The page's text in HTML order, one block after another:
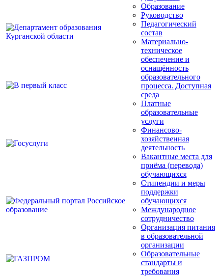
Образование
Руководство
Педагогический
состав
Материально-
техническое
обеспечение и
оснащённость
образовательного
процесса. Доступная
среда
Платные
образовательные
услуги
Финансово-
хозяйственная
деятельность
Вакантные места для
приёма (перевода)
обучающихся
Стипендии и меры
поддержки
обучающихся
Международное
сотрудничество
Организация питания
в образовательной
организации
Образовательные
стандарты и
требования